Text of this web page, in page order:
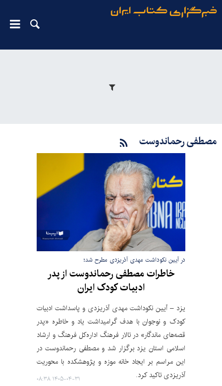
مصطفی رحماندوست
در آیین نکوداشت مهدی آذریزدی مطرح شد؛
خاطرات مصطفی رحماندوست از پدر
ادبیات کودک ایران
یزد – آیین نکوداشت مهدی آذریزدی و پاسداشت ادبیات
کودک و نوجوان با هدف گرامیداشت یاد و خاطره «پدر
قصه‌های ماندگار» در تالار فرهنگ اداره‌کل فرهنگ و ارشاد
اسلامی استان یزد برگزار شد و مصطفی رحماندوست در
این مراسم بر ایجاد خانه موزه و پژوهشکده با محوریت
آذریزدی تاکید کرد.
۱۴۰۵-۰۴-۳۱ ۰۸:۳۸